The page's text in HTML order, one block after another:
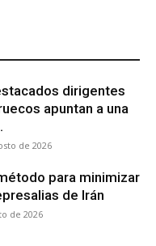
dirigentes
apuntan a una
de 2026
para minimizar
de Irán
de 2026